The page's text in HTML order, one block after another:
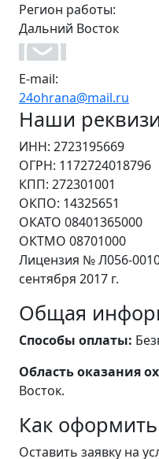
Регион работы:
Дальний Восток
E-mail:
24ohrana@mail.ru
Наши
ИНН: 2723195669
ОГРН: 1172724018796
КПП: 272301001
ОКПО: 14325651
ОКАТО 08401365000
ОКТМО 08701000
Лицензия № Л056-
сентября 2017 г.
Общая
Способы оплаты:
Область оказания
Восток.
Как оформить
Оставить заявку на